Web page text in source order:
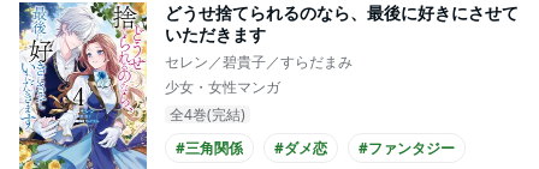
どうせ捨てられるのなら、最後に好きにさせて
いただきます
セレン／碧貴子／すらだまみ
少女・女性マンガ
全4巻(完結)
#三角関係
#ダメ恋
#ファンタジー